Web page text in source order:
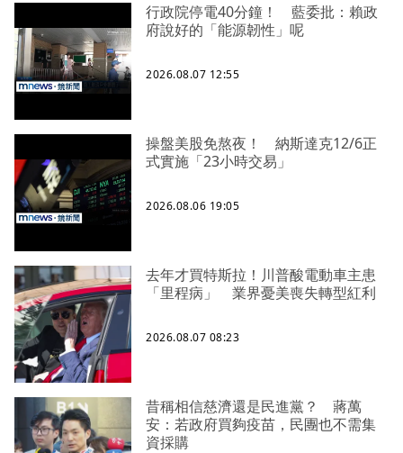
行政院停電40分鐘！ 藍委批：賴政
府說好的「能源韌性」呢
2026.08.07 12:55
操盤美股免熬夜！ 納斯達克12/6正
式實施「23小時交易」
2026.08.06 19:05
去年才買特斯拉！川普酸電動車主患
「里程病」 業界憂美喪失轉型紅利
2026.08.07 08:23
昔稱相信慈濟還是民進黨？ 蔣萬
安：若政府買夠疫苗，民團也不需集
資採購